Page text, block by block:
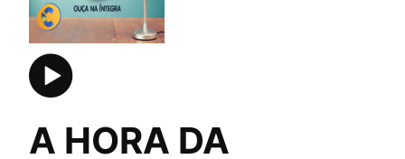
A HORA DA